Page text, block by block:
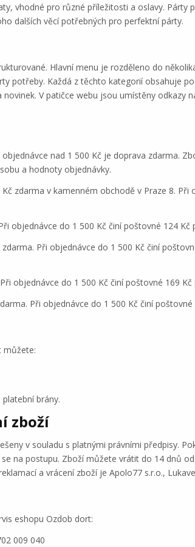
vhodné pro různé příležitosti a oslavy. Párty
dalších věcí potřebných pro perfektní párty.
Hlavní menu je rozděleno do
potřeby. Každá z těchto kategorií obsahuje
V patičce webu jsou umístěny
nad 1 500 Kč je doprava zdarma.
a hodnoty objednávky.
zdarma v kamenném obchodě v Praze 8. Při
objednávce do 1 500 Kč činí poštovné 124
Při objednávce do 1 500 Kč činí
objednávce do 1 500 Kč činí poštovné 169
Při objednávce do 1 500 Kč činí
můžete:
brány.
zboží
v souladu s platnými právními předpisy.
na postupu. Zboží můžete vrátit do 14 dnů
a vrácení zboží je Apolo77 s.r.o.,
eshopu Ozdob dort:
009 040